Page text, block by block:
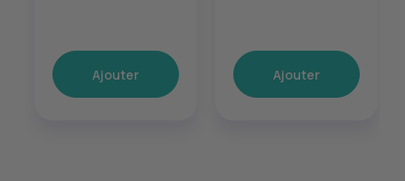
Ajouter Ajouter